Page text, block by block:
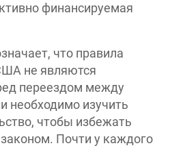
финансируемая
что правила
не являются
переездом между
необходимо изучить
чтобы избежать
Почти у каждого